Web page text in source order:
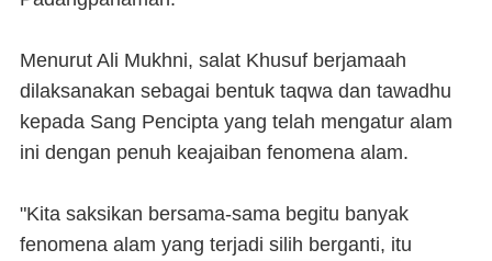
Menurut Ali Mukhni, salat Khusuf berjamaah
dilaksanakan sebagai bentuk taqwa dan tawadhu
kepada Sang Pencipta yang telah mengatur alam
ini dengan penuh keajaiban fenomena alam.
"Kita saksikan bersama-sama begitu banyak
fenomena alam yang terjadi silih berganti, itu